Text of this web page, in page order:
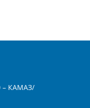
– КАМАЗ/